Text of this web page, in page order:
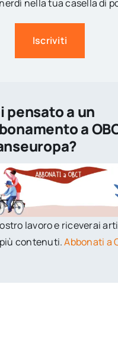
nella tua casella di
Iscriviti
pensato a un
a
lavoro e riceverai
contenuti.Abbonati a